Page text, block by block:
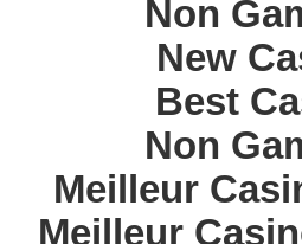
Non
New
Best
Non
Meilleur
Meilleur